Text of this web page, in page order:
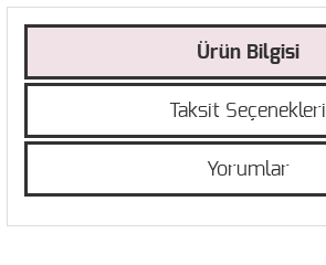
Ürün Bilgisi
Taksit Seçenekleri
Yorumlar